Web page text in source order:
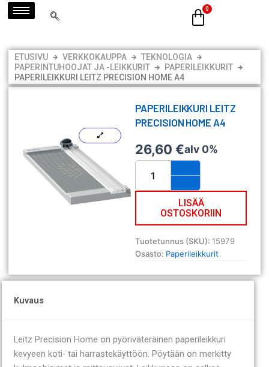
Siirry
sisältöön
ETUSIVU VERKKOKAUPPA
TEKNOLOGIA
PAPERINTUHOOJAT JA -LEIKKURIT
PAPERILEIKKURIT
PAPERILEIKKURI LEITZ PRECISION HOME A4
PAPERILEIKKURI LEITZ
PRECISION HOME A4
26,60€alv 0%
Paperileikkuri
Leitz
Precision
määrä
LISÄÄ
OSTOSKORIIN
Tuotetunnus (SKU):15979
Osasto: Paperileikkurit
Kuvaus
Leitz Precision Home on pyöriväteräinen paperileikkuri
kevyeen koti- tai harrastekäyttöön. Pöytään on merkitty